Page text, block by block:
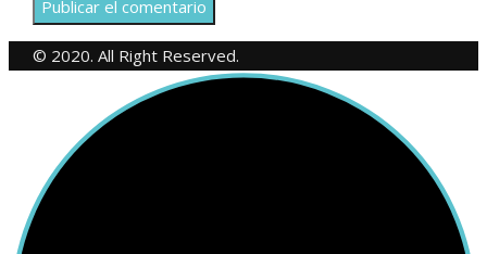
© 2020. All Right Reserved.